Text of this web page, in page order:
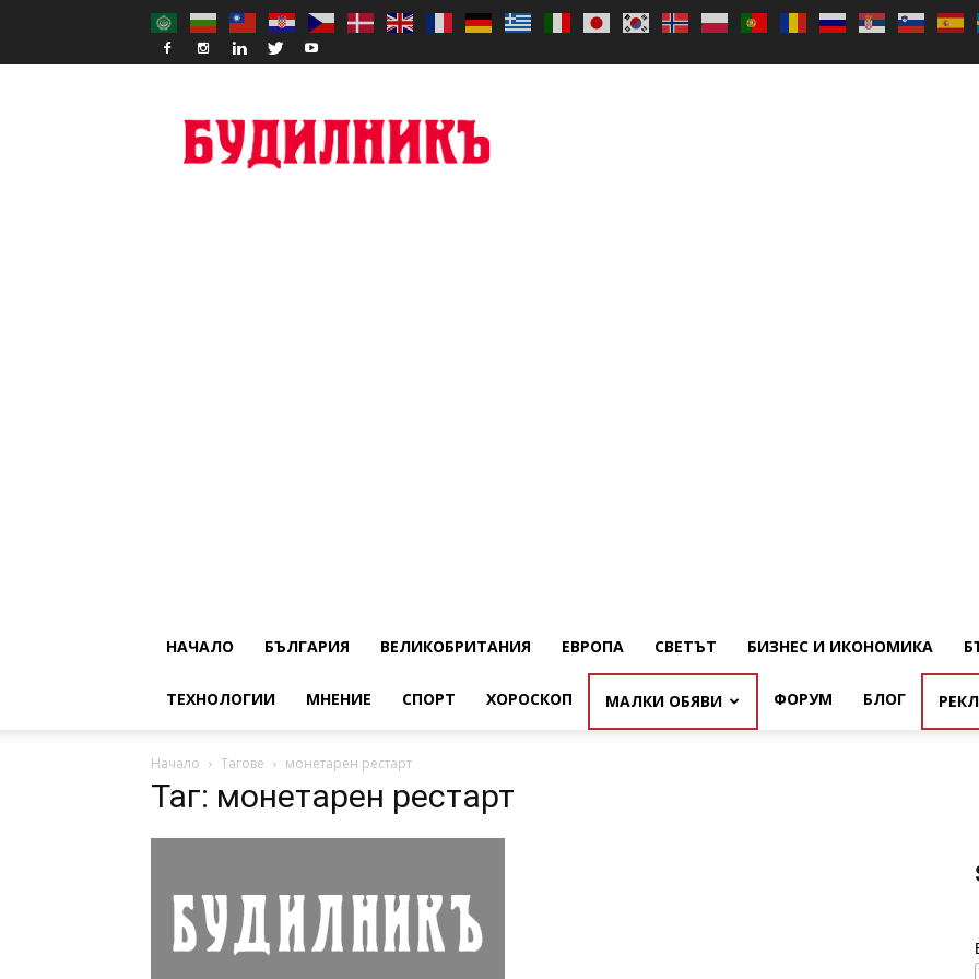
НАЧАЛО БЪЛГАРИЯ ВЕЛИКОБРИТАНИЯ ЕВРОПА СВЕТЪТ БИЗНЕС И ИКОНОМИКА
ТЕХНОЛОГИИ МНЕНИЕ СПОРТ ХОРОСКОП МАЛКИ ОБЯВИ ФОРУМ БЛОГ
Начало Тагове монетарен рестарт
Таг: монетарен рестарт